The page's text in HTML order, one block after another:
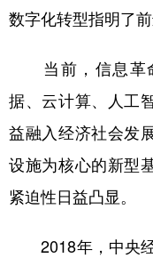
数字化转型指明了前
当前，信息革
据、云计算、人工
益融入经济社会发
设施为核心的新型
紧迫性日益凸显。
2018年，中央经